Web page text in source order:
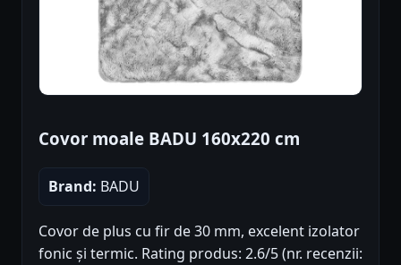
Covor moale BADU 160x220 cm
Brand: BADU
Covor de plus cu fir de 30 mm, excelent izolator
fonic și termic. Rating produs: 2.6/5 (nr. recenzii: